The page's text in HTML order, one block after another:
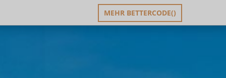
MEHR BETTERCODE()